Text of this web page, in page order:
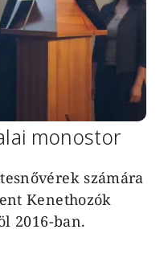
monostor
számára
Kenethozók
2016-ban.